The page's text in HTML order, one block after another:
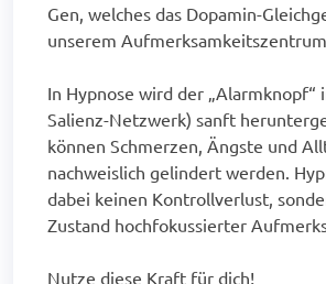
Gen, welches das Dopamin-
unserem
In Hypnose wird der „Alarmknopf“
Salienz-Netzwerk) sanft
können Schmerzen, Ängste und
nachweislich gelindert werden.
dabei keinen Kontrollverlust,
Zustand hochfokussierter
Nutze diese Kraft für dich!